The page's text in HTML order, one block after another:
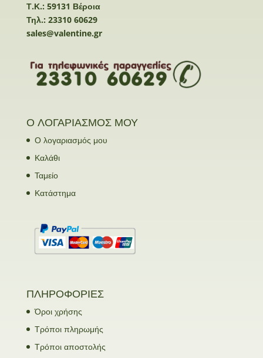
Τ.Κ.: 59131 Βέροια
Τηλ.: 23310 60629
sales@valentine.gr
Ο ΛΟΓΑΡΙΑΣΜΟΣ ΜΟΥ
Ο λογαριασμός μου
Καλάθι
Ταμείο
Κατάστημα
ΠΛΗΡΟΦΟΡΙΕΣ
Όροι χρήσης
Τρόποι πληρωμής
Τρόποι αποστολής